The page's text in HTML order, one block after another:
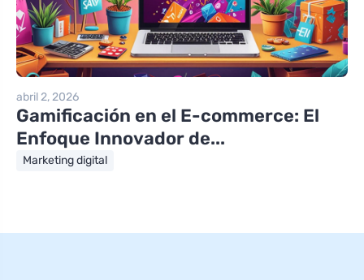
abril 2, 2026
Gamificación en el E-commerce: El
Enfoque Innovador de...
Marketing digital